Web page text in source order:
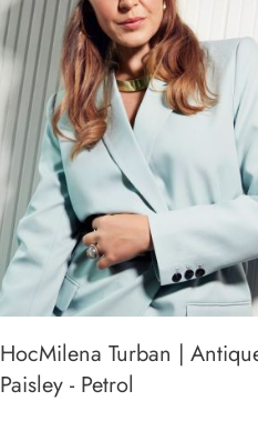
HocMilena Turban |
Paisley - Petrol